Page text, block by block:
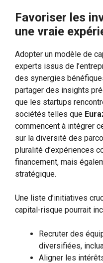
Favoriser les
une vraie
Adopter un modèle de
experts issus de
des synergies
partager des insights
que les startups
sociétés telles que
commencent à intégrer
sur la diversité des
pluralité d’expériences
financement, mais
stratégique.
Une liste d’initiatives
capital-risque pourrait
Recruter des
diversifiées,
Aligner les